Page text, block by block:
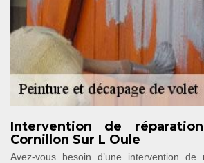
Intervention de
Cornillon Sur L Oule
Avez-vous besoin d’une intervention